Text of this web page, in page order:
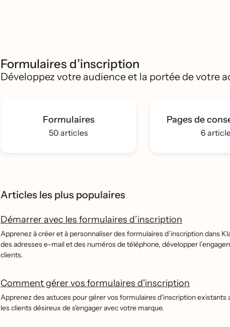
Formulaires d’inscription
Développez votre audience et la portée de votre
Formulaires
50 articles
Pages de
6
Articles les plus populaires
Démarrer avec les formulaires d’inscription
Apprenez à créer et à personnaliser des formulaires d’inscription dans
des adresses e-mail et des numéros de téléphone, développer
clients.
Comment gérer vos formulaires d'inscription
Apprenez des astuces pour gérer vos formulaires d'inscription
les clients désireux de s'engager avec votre marque.